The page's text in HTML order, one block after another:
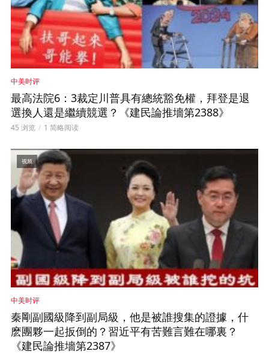
中美时评
最高法院6：3裁定川普具有總統豁免權，拜登是退
選換人還是繼續競選？《建民論推墻第2388》
45 浏览 1 简略阅读
视频
中美时评
秦剛副國級降到副局級，他是被誰搜集的證據，什
麽團夥一起扳倒的？習近平有苦難言難在哪裏？
《建民論推墻第2387》